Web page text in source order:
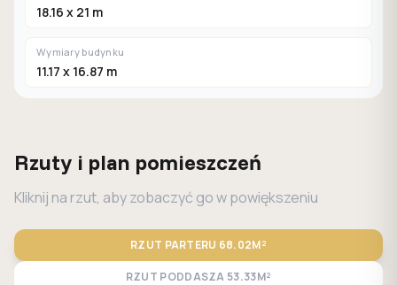
18.16 x 21 m
Wymiary budynku
11.17 x 16.87 m
Rzuty i plan pomieszczeń
Kliknij na rzut, aby zobaczyć go w powiększeniu
RZUT PARTERU 68.02M²
RZUT PODDASZA 53.33M²